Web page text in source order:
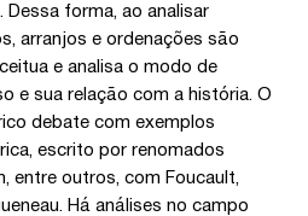
Dessa forma, ao analisar
arranjos e ordenações são
e analisa o modo de
e sua relação com a história. O
debate com exemplos
escrito por renomados
entre outros, com Foucault,
Há análises no campo